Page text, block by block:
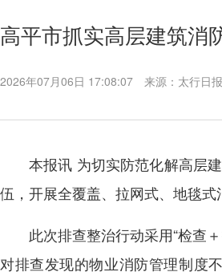
高平市抓实高层建筑消
2026年07月06日 17:08:07 来源： 太行日
本报讯 为切实防范化解高层
伍，开展全覆盖、拉网式、地毯
此次排查整治行动采用“检查
对排查发现的物业消防管理制度